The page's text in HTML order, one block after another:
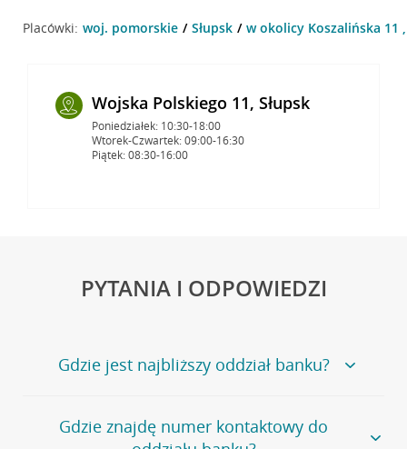
Placówki: woj. pomorskie Słupsk w okolicy Koszalińska 11 ,
Wojska Polskiego 11, Słupsk
Poniedziałek: 10:30-18:00
Wtorek-Czwartek: 09:00-16:30
Piątek: 08:30-16:00
PYTANIA I ODPOWIEDZI
Gdzie jest najbliższy oddział banku?
Jeśli szukasz oddziału naszego banku, zapraszamy na
stronęPlacówki i bankomaty, na której znajduje się
Gdzie znajdę numer kontaktowy do